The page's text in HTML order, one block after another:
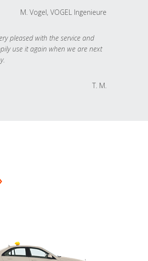
M. Vogel, VOGEL Ingenieure
pleased with the service and
use it again when we are next
T. M.